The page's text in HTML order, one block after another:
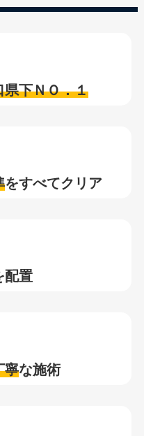
県下ＮＯ．１
をすべてクリア
配置
寧な施術